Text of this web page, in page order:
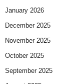
January 2026
December 2025
November 2025
October 2025
September 2025